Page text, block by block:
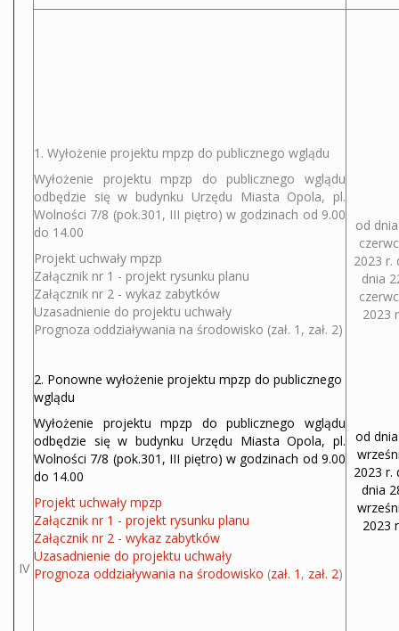
IV
1. Wyłożenie projektu mpzp do publicznego wglądu
Wyłożenie projektu mpzp do publicznego wglądu
odbędzie się w budynku Urzędu Miasta Opola, pl.
Wolności 7/8 (pok.301, III piętro) w godzinach od 9.00
do 14.00
Projekt uchwały mpzp
Załącznik nr 1 - projekt rysunku planu
Załącznik nr 2 - wykaz zabytków
Uzasadnienie do projektu uchwały
Prognoza oddziaływania na środowisko (zał. 1 , zał. 2)
2. Ponowne wyłożenie projektu mpzp do publicznego
wglądu
Wyłożenie projektu mpzp do publicznego wglądu
odbędzie się w budynku Urzędu Miasta Opola, pl.
Wolności 7/8 (pok.301, III piętro) w godzinach od 9.00
do 14.00
Projekt uchwały mpzp
Załącznik nr 1 - projekt rysunku planu
Załącznik nr 2 - wykaz zabytków
Uzasadnienie do projektu uchwały
Prognoza oddziaływania na środowisko (zał. 1 , zał. 2)
od
2023 r.
dnia
2023
od
2023 r.
dnia
2023